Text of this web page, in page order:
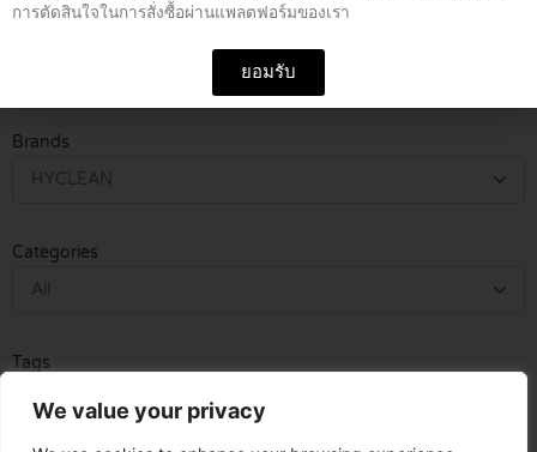
We value your privacy
Brands
HYCLEAN
Categories
All
Tags
All
การตัดสินใจในการสั่งซื้อผ่านแพลตฟอร์มของเรา
ยอมรับ